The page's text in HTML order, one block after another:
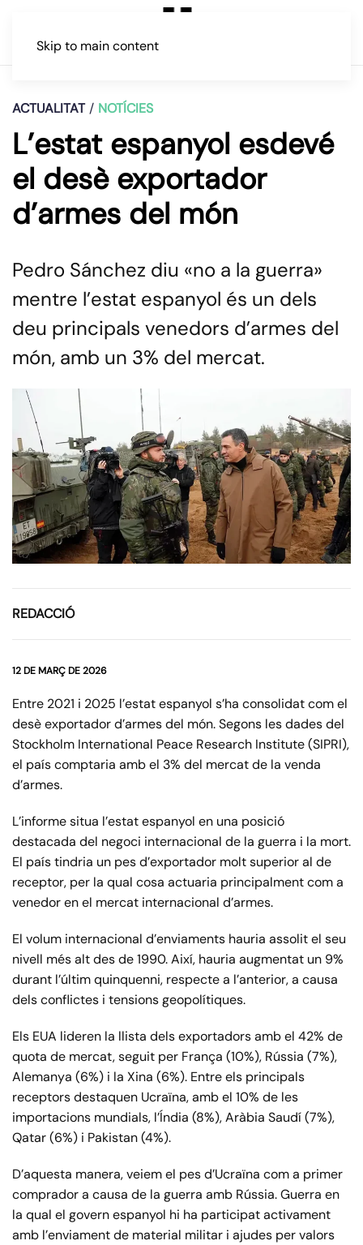
Skip to main content
ACTUALITAT NOTÍCIES
L’estat espanyol esdevé
el desè exportador
d’armes del món
Pedro Sánchez diu «no a la guerra»
mentre l’estat espanyol és un dels
deu principals venedors d’armes del
món, amb un 3% del mercat.
REDACCIÓ
12 DE MARÇ DE 2026
Entre 2021 i 2025 l’estat espanyol s’ha consolidat com el
desè exportador d’armes del món. Segons les dades del
Stockholm International Peace Research Institute (SIPRI),
el país comptaria amb el 3% del mercat de la venda
d’armes.
L’informe situa l’estat espanyol en una posició
destacada del negoci internacional de la guerra i la mort.
El país tindria un pes d’exportador molt superior al de
receptor, per la qual cosa actuaria principalment com a
venedor en el mercat internacional d’armes.
El volum internacional d’enviaments hauria assolit el seu
nivell més alt des de 1990. Així, hauria augmentat un 9%
durant l’últim quinquenni, respecte a l’anterior, a causa
dels conflictes i tensions geopolítiques.
Els EUA lideren la llista dels exportadors amb el 42% de
quota de mercat, seguit per França (10%), Rússia (7%),
Alemanya (6%) i la Xina (6%). Entre els principals
receptors destaquen Ucraïna, amb el 10% de les
importacions mundials, l’Índia (8%), Aràbia Saudí (7%),
Qatar (6%) i Pakistan (4%).
D’aquesta manera, veiem el pes d’Ucraïna com a primer
comprador a causa de la guerra amb Rússia. Guerra en
la qual el govern espanyol hi ha participat activament
amb l’enviament de material militar i ajudes per valors